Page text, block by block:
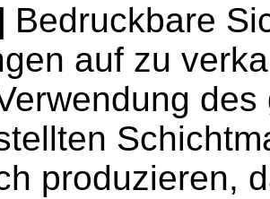
Bedruckbare
auf zu
produzieren,